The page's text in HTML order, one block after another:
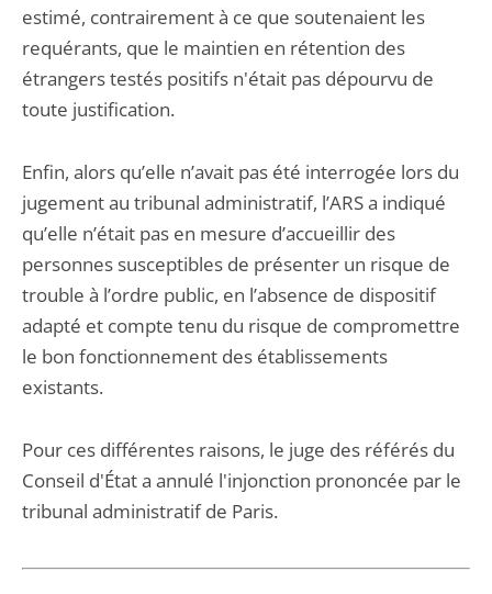
estimé, contrairement à ce que soutenaient les
requérants, que le maintien en rétention des
étrangers testés positifs n'était pas dépourvu de
toute justification.
Enfin, alors qu’elle n’avait pas été interrogée lors du
jugement au tribunal administratif, l’ARS a indiqué
qu’elle n’était pas en mesure d’accueillir des
personnes susceptibles de présenter un risque de
trouble à l’ordre public, en l’absence de dispositif
adapté et compte tenu du risque de compromettre
le bon fonctionnement des établissements
existants.
Pour ces différentes raisons, le juge des référés du
Conseil d'État a annulé l'injonction prononcée par le
tribunal administratif de Paris.